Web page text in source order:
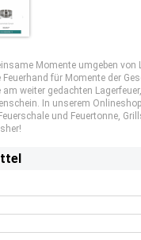
Momente umgeben von
für Momente der
weiter gedachten
In unserem
und Feuertonne,